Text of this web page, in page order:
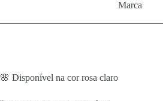
Marca
🌸 Disponível na cor rosa claro